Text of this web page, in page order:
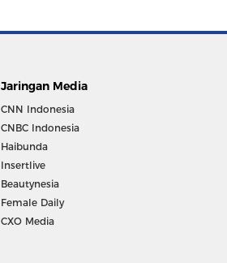
Jaringan Media
CNN Indonesia
CNBC Indonesia
Haibunda
Insertlive
Beautynesia
Female Daily
CXO Media